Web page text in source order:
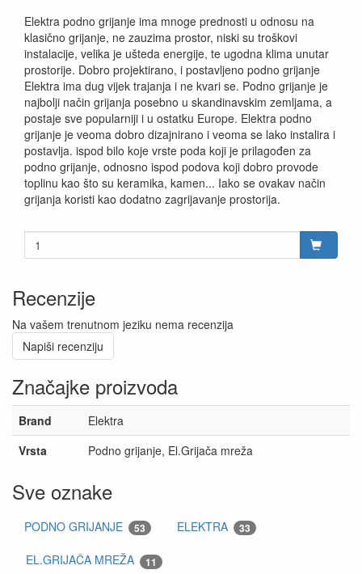
Elektra podno grijanje ima mnoge prednosti u odnosu na
klasično grijanje, ne zauzima prostor, niski su troškovi
instalacije, velika je ušteda energije, te ugodna klima unutar
prostorije. Dobro projektirano, i postavljeno podno grijanje
Elektra ima dug vijek trajanja i ne kvari se. Podno grijanje je
najbolji način grijanja posebno u skandinavskim zemljama, a
postaje sve popularniji i u ostatku Europe. Elektra podno
grijanje je veoma dobro dizajnirano i veoma se lako instalira i
postavlja. ispod bilo koje vrste poda koji je prilagođen za
podno grijanje, odnosno ispod podova koji dobro provode
toplinu kao što su keramika, kamen... Iako se ovakav način
grijanja koristi kao dodatno zagrijavanje prostorija.
Recenzije
Na vašem trenutnom jeziku nema recenzija
Napiši recenziju
Značajke proizvoda
Brand
Elektra
Vrsta
Podno grijanje, El.Grijača mreža
Sve oznake
PODNO GRIJANJE 53 ELEKTRA 33
EL.GRIJAČA MREŽA 11